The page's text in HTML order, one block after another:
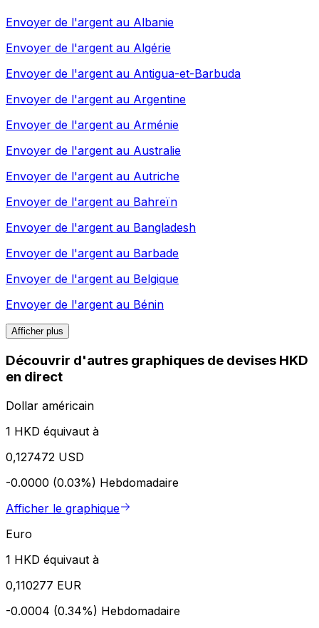
Envoyer de l'argent au Albanie
Envoyer de l'argent au Algérie
Envoyer de l'argent au Antigua-et-Barbuda
Envoyer de l'argent au Argentine
Envoyer de l'argent au Arménie
Envoyer de l'argent au Australie
Envoyer de l'argent au Autriche
Envoyer de l'argent au Bahreïn
Envoyer de l'argent au Bangladesh
Envoyer de l'argent au Barbade
Envoyer de l'argent au Belgique
Envoyer de l'argent au Bénin
Afficher plus
Découvrir d'autres graphiques de devises HKD
en direct
Dollar américain
1 HKD équivaut à
0,127472 USD
-0.0000 (0.03%) Hebdomadaire
Afficher le graphique
Euro
1 HKD équivaut à
0,110277 EUR
-0.0004 (0.34%) Hebdomadaire